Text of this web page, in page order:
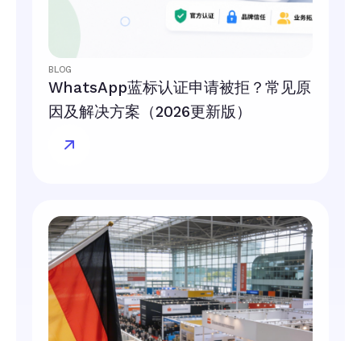
BLOG
WhatsApp蓝标认证申请被拒？常见原
因及解决方案（2026更新版）